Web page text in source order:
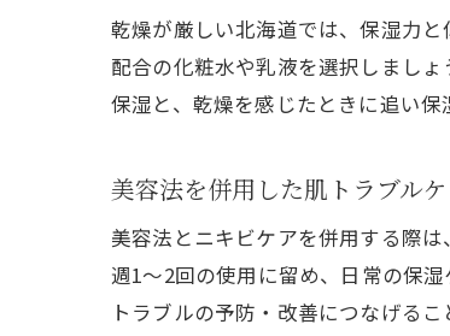
乾燥が厳しい北海道では、保湿力
配合の化粧水や乳液を選択しまし
保湿と、乾燥を感じたときに追い保
美容法を併用した肌トラブル
美容法とニキビケアを併用する際
週1～2回の使用に留め、日常の保
トラブルの予防・改善につなげるこ